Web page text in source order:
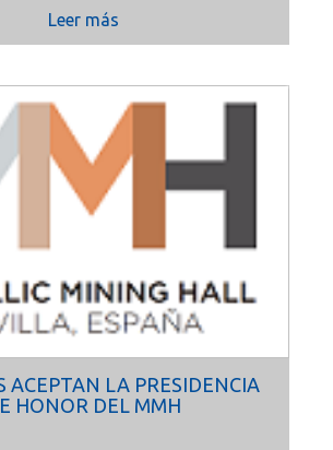
Leer más
ACEPTAN LA PRESIDENCIA
HONOR DEL MMH